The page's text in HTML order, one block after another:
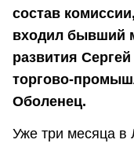
состав
входил бывший
развития
торгово-
Оболенец.
Уже три месяца в